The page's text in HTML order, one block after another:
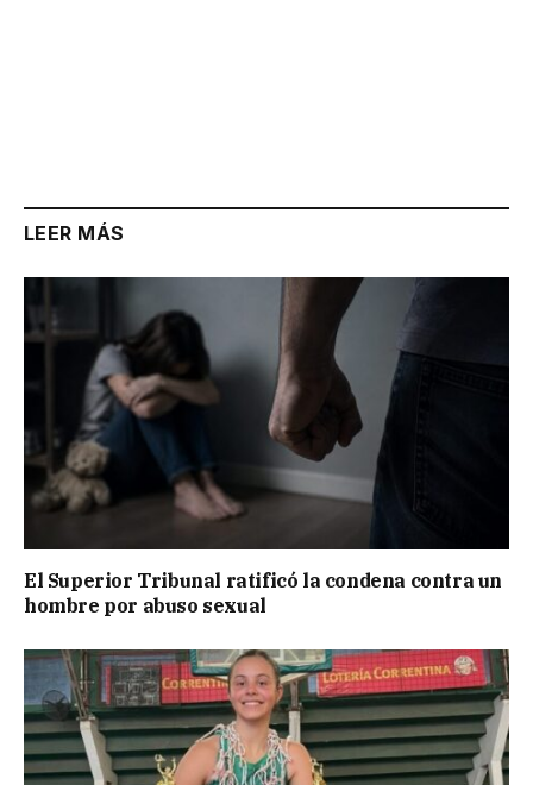
LEER MÁS
El Superior Tribunal ratificó la condena contra un
hombre por abuso sexual